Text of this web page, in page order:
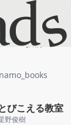
" とびこえる教室
投稿
びこえる教室
野俊樹